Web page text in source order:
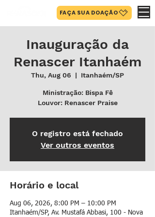
FAÇA SUA DOAÇÃO
Inauguração da
Renascer Itanhaém
Thu, Aug 06
  |
Itanhaém/SP
Ministração: Bispa Fê
Louvor: Renascer Praise
O registro está fechado
Ver outros eventos
Horário e local
Aug 06, 2026, 8:00 PM – 10:00 PM
Itanhaém/SP, Av. Mustafá Abbasi, 100 - Nova